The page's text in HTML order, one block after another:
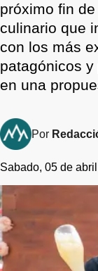
próximo fin
culinario que
con los más
patagónicos
en una
Por
Sabado, 05 de